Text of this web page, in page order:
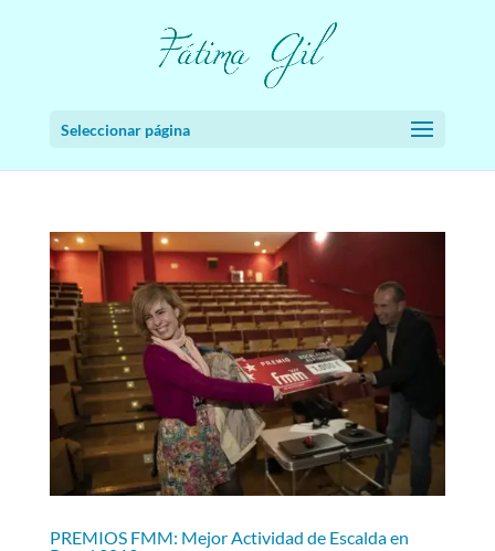
Seleccionar página
PREMIOS FMM: Mejor Actividad de Escalda en